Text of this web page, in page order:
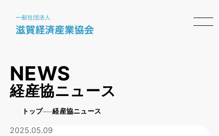
NEWS
経産協ニュース
トップ 経産協ニュース
2025.05.09